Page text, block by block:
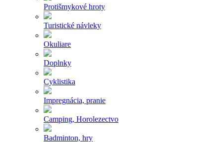
Protišmykové hroty
Turistické návleky
Okuliare
Doplnky
Cyklistika
Impregnácia, pranie
Camping, Horolezectvo
Badminton, hry